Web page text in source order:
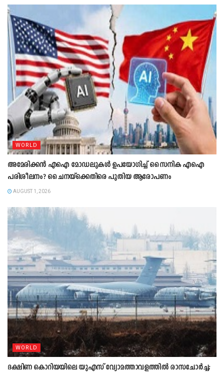
WORLD
അമേരിക്കൻ എഐ മോഡലുകൾ ഉപയോഗിച്ച് സൈനിക എഐ
പരിശീലനം? ചൈനയ്‌ക്കെതിരെ പുതിയ ആരോപണം
AUGUST 1, 2026
WORLD
ദക്ഷിണ കൊറിയയിലെ യുഎസ് വ്യോമത്താവളത്തിൽ രാസചോർച്ച;